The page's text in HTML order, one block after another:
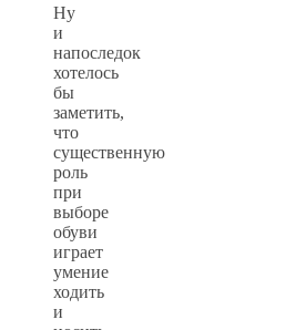
Ну
и
напоследок
хотелось
бы
заметить,
что
существенную
роль
при
выборе
обуви
играет
умение
ходить
и